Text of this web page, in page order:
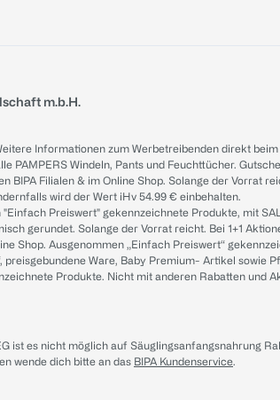
m.b.H.
Informationen zum Werbetreibenden direkt
PAMPERS Windeln, Pants und Feuchttücher.
BIPA Filialen & im Online Shop. Solange der Vorrat
wird der Wert iHv 54.99 € einbehalten.
"Einfach Preiswert" gekennzeichnete Produkte, mit
gerundet. Solange der Vorrat reicht. Bei 1+1
Shop. Ausgenommen „Einfach Preiswert“
preisgebundene Ware, Baby Premium- Artikel
Produkte. Nicht mit anderen Rabatten und
ist es nicht möglich auf Säuglingsanfangsnahrung
wende dich bitte an das BIPA Kundenservice.